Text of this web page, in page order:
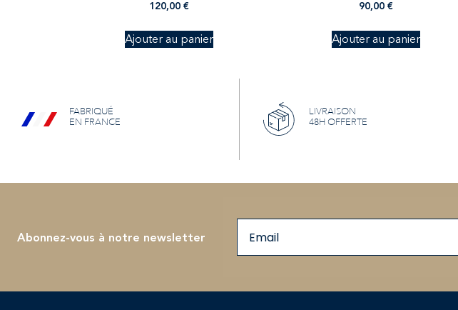
120,00 €
Ajouter au panier
90,00 €
Ajouter au panier
FABRIQUÉ
EN FRANCE
LIVRAISON
48H OFFERTE
Abonnez-vous à notre newsletter